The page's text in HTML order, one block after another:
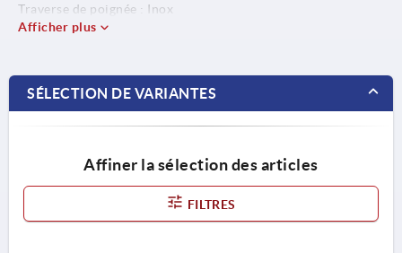
Traverse de poignée : Inox
1.4301.
Afficher plus
SÉLECTION DE VARIANTES
Affiner la sélection des articles
FILTRES